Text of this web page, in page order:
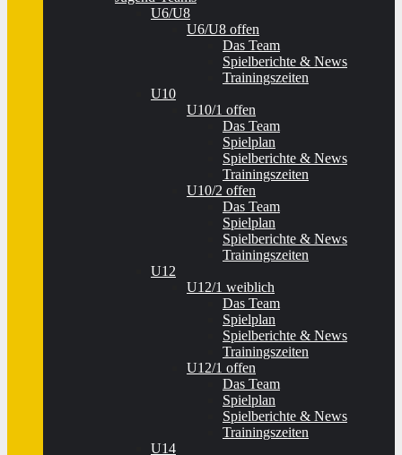
U6/U8
U6/U8 offen
Das Team
Spielberichte & News
Trainingszeiten
U10
U10/1 offen
Das Team
Spielplan
Spielberichte & News
Trainingszeiten
U10/2 offen
Das Team
Spielplan
Spielberichte & News
Trainingszeiten
U12
U12/1 weiblich
Das Team
Spielplan
Spielberichte & News
Trainingszeiten
U12/1 offen
Das Team
Spielplan
Spielberichte & News
Trainingszeiten
U14